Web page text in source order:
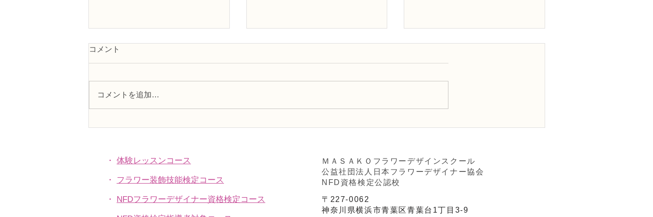
コメント
コメントを追加…
・ 体験レッスンコース
・ フラワー装飾技能検定コース
・ NFDフラワーデザイナー資格検定コース
ＭＡＳＡＫＯフラワーデザインスクール
公益社団法人日本フラワーデザイナー協会
NFD資格検定公認校
〒227-0062
神奈川県横浜市青葉区青葉台1丁目3-9